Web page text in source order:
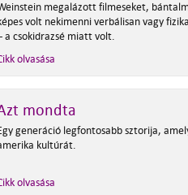
megalázott filmeseket,
volt nekimenni verbálisan vagy
a csokidrazsé miatt volt.
olvasása
mondta
generáció legfontosabb sztorija,
kultúrát.
olvasása